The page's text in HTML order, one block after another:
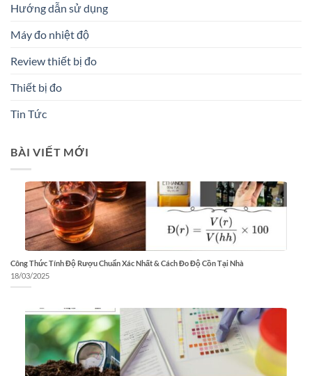
Hướng dẫn sử dụng
Máy đo nhiệt độ
Review thiết bị đo
Thiết bị đo
Tin Tức
BÀI VIẾT MỚI
Công Thức Tính Độ Rượu Chuẩn Xác Nhất & Cách Đo Độ Cồn Tại Nhà
18/03/2025